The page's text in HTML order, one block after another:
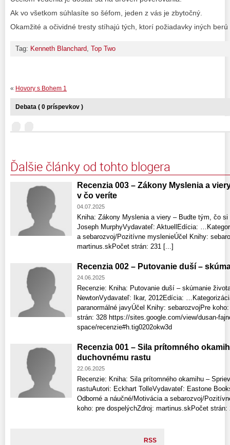
Ak vo všetkom súhlasíte so šéfom, jeden z vás je zbytočný.
Okamžité a očividné tresty stíhajú tých, ktorí požiadavky iných
Tag: Kenneth Blanchard Top Two
« Hovory s Bohem 1
Debata ( 0 príspevkov )
Ďalšie články od tohto blogera
Recenzia 003 – Zákony Myslenia a
v čo veríte
04.07.2025
Kniha: Zákony Myslenia a viery – Budte tým, čo
Joseph MurphyVydavateľ: AktuellEdícia:
a sebarozvoj/Pozitívne myslenieÚčel Knihy:
martinus.skPočet strán: 231 [...]
Recenzia 002 – Putovanie duší –
24.06.2025
Recenzie: Kniha: Putovanie duší – skúmanie
NewtonVydavateľ: Ikar, 2012Edícia:
paranormálné javyÚčel Knihy: sebarozvojPre
strán: 328 https://sites.google.com/view/dusan-
space/recenzie#h.tig0202okw3d
Recenzia 001 – Sila prítomného
duchovnému rastu
22.06.2025
Recenzie: Kniha: Sila prítomného okamihu –
rastuAutori: Eckhart TolleVydavateľ: Eastone
Odborné a náučné/Motivácia a sebarozvoj/
koho: pre dospelýchZdroj: martinus.skPočet strán:
RSS